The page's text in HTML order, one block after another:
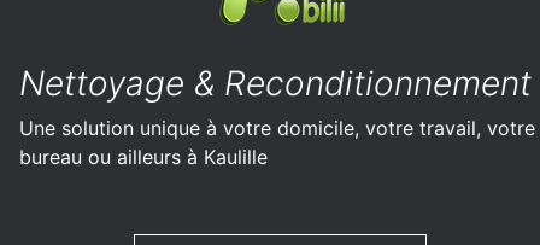
Nettoyage & Reconditionnement
Une solution unique à votre domicile, votre travail, votre
bureau ou ailleurs à Kaulille